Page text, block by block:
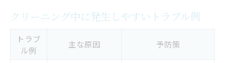
クリーニング中に発生しやすいトラブル例
トラブ
ル例
主な原因 予防策